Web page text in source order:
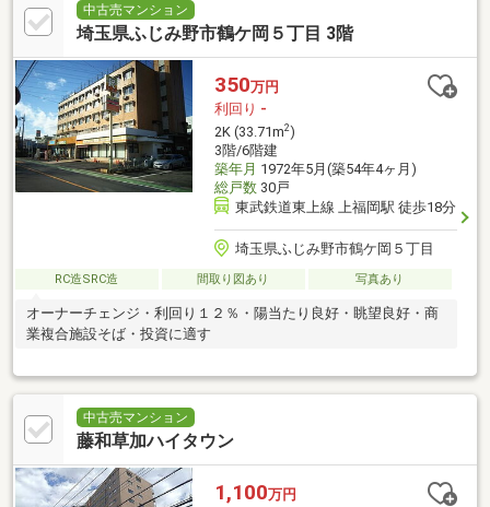
中古売マンション
埼玉県ふじみ野市鶴ケ岡５丁目 3階
350万円
利回り -
2K (33.71m2)
3階/6階建
築年月 1972年5月(築54年4ヶ月)
総戸数30戸
東武鉄道東上線 上福岡駅 徒歩18分
埼玉県ふじみ野市鶴ケ岡５丁目
RC造SRC造 間取り図あり 写真あり
オーナーチェンジ・利回り１２％・陽当たり良好・眺望良好・商
業複合施設そば・投資に適す
中古売マンション
藤和草加ハイタウン
1,100万円